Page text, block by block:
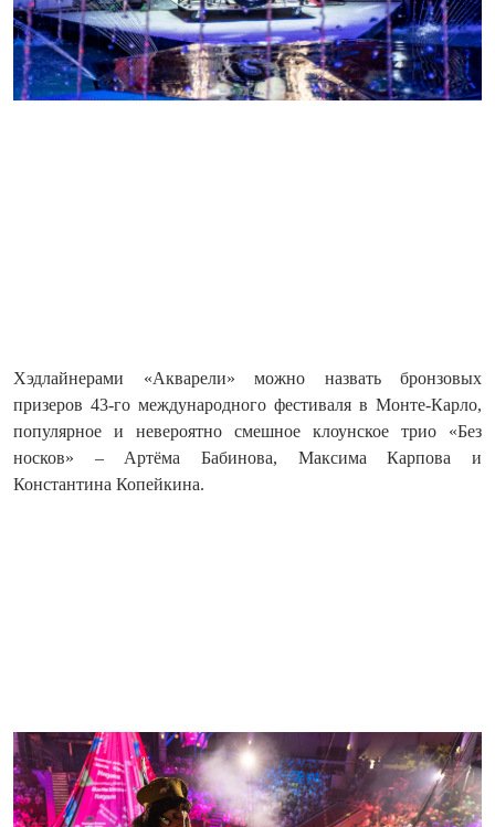
Хэдлайнерами «Акварели» можно назвать бронзовых
призеров 43-го международного фестиваля в Монте-Карло,
популярное и невероятно смешное клоунское трио «Без
носков» – Артёма Бабинова, Максима Карпова и
Константина Копейкина.